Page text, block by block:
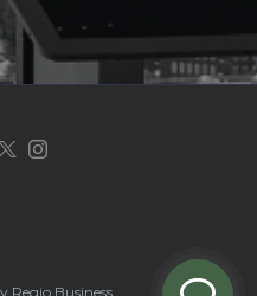
Regio Business